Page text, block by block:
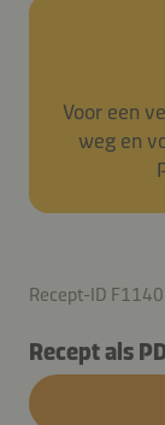
Voor een
weg en
Recept-ID F1140
Recept als